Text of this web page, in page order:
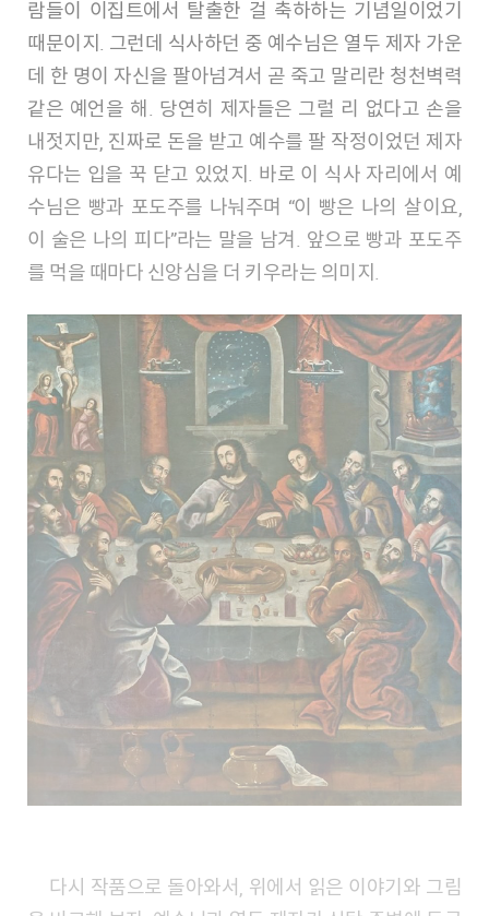
람들이 이집트에서 탈출한 걸 축하하는 기념일이었기
때문이지. 그런데 식사하던 중 예수님은 열두 제자 가운
데 한 명이 자신을 팔아넘겨서 곧 죽고 말리란 청천벽력
같은 예언을 해. 당연히 제자들은 그럴 리 없다고 손을
내젓지만, 진짜로 돈을 받고 예수를 팔 작정이었던 제자
유다는 입을 꾹 닫고 있었지. 바로 이 식사 자리에서 예
수님은 빵과 포도주를 나눠주며 “이 빵은 나의 살이요,
이 술은 나의 피다”라는 말을 남겨. 앞으로 빵과 포도주
를 먹을 때마다 신앙심을 더 키우라는 의미지.
다시 작품으로 돌아와서, 위에서 읽은 이야기와 그림